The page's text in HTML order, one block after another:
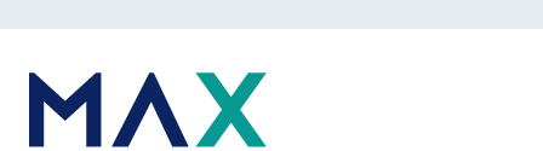
to
content